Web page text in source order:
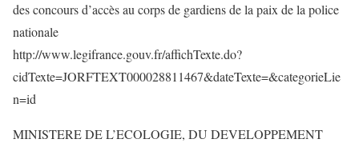
des concours d’accès au corps de gardiens de la paix de la police
nationale
http://www.legifrance.gouv.fr/affichTexte.do?
cidTexte=JORFTEXT000028811467&dateTexte=&categorieLie
n=id
MINISTERE DE L’ECOLOGIE, DU DEVELOPPEMENT